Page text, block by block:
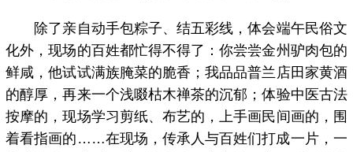
除了亲自动手包粽子、结五彩线，体会端午民俗文
化外，现场的百姓都忙得不得了：你尝尝金州驴肉包的
鲜咸，他试试满族腌菜的脆香；我品品普兰店田家黄酒
的醇厚，再来一个浅啜枯木禅茶的沉郁；体验中医古法
按摩的，现场学习剪纸、布艺的，上手画民间画的，围
着看指画的……在现场，传承人与百姓们打成一片，一